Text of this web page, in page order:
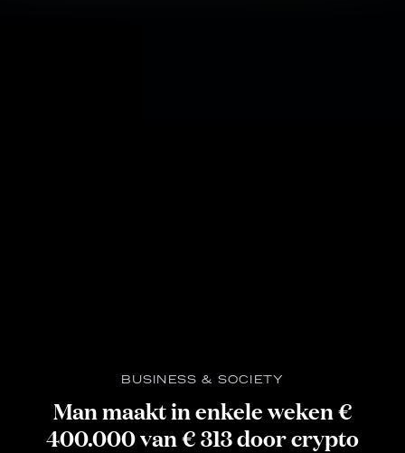
BUSINESS & SOCIETY
Man maakt in enkele weken €
400.000 van € 313 door crypto